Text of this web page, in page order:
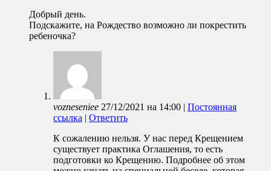
Добрый день.
Подскажите, на Рождество возможно ли покрестить
ребеночка?
vozneseniee 27/12/2021 на 14:00 | Постоянная
ссылка | Ответить
К сожалению нельзя. У нас перед Крещением
существует практика Оглашения, то есть
подготовки ко Крещению. Подробнее об этом